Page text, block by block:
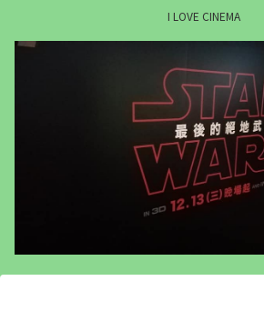
I LOVE CINEMA